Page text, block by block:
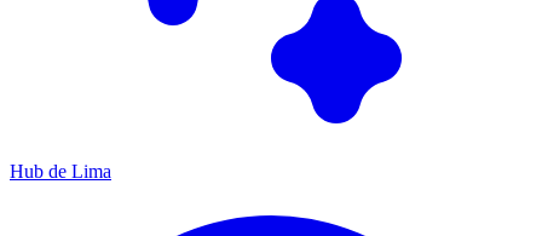
Hub de Lima